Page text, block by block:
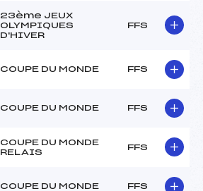
23ème JEUX
OLYMPIQUES
D'HIVER
FFS
COUPE DU MONDE FFS
COUPE DU MONDE FFS
COUPE DU MONDE
RELAIS
FFS
COUPE DU MONDE FFS